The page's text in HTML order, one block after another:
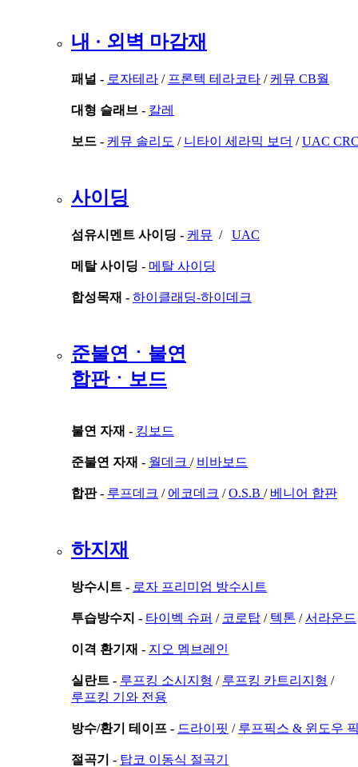
내 · 외벽 마감재
패널 - 로자테라 / 프론텍 테라코타 / 케뮤 CB월
대형 슬래브 - 칼레
보드 - 케뮤 솔리도 / 니타이 세라믹 보더 /UAC
사이딩
섬유시멘트 사이딩 - 케뮤 / UAC
메탈 사이딩 - 메탈 사이딩
합성목재 - 하이클래딩-하이데크
준불연ㆍ불연
합판ㆍ보드
불연 자재 - 킹보드
준불연 자재 - 월데크 / 비바보드
합판 - 루프데크 / 에코데크 /O.S.B / 베니어 합판
하지재
방수시트 - 로자 프리미엄 방수시트
투습방수지 - 타이벡 슈퍼 / 코로탑 / 텍톤 /서라운드
이격 환기재 - 지오 멤브레인
실란트 - 루프킹 소시지형 / 루프킹 카트리지형 /
루프킹 기와 전용
방수/환기 테이프 - 드라이핏 / 루프픽스 & 윈도우
절곡기 - 탑코 이동식 절곡기